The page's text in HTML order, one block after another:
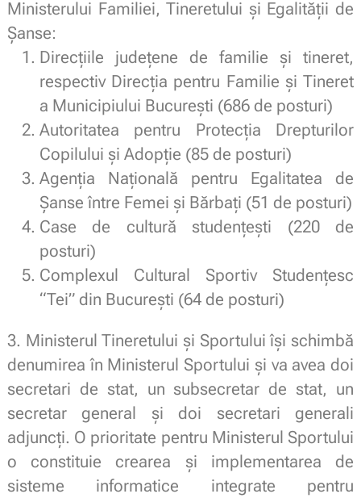
Ministerului Familiei, Tineretului şi Egalităţii de
Şanse:
Direcţiile judeţene de familie şi tineret,
respectiv Direcţia pentru Familie şi Tineret
a Municipiului Bucureşti (686 de posturi)
Autoritatea pentru Protecţia Drepturilor
Copilului şi Adopţie (85 de posturi)
Agenţia Naţională pentru Egalitatea de
Şanse între Femei şi Bărbaţi (51 de posturi)
Case de cultură studenţeşti (220 de
posturi)
Complexul Cultural Sportiv Studenţesc
“Tei” din Bucureşti (64 de posturi)
3. Ministerul Tineretului și Sportului își schimbă
denumirea în Ministerul Sportului și va avea doi
secretari de stat, un subsecretar de stat, un
secretar general şi doi secretari generali
adjuncţi. O prioritate pentru Ministerul Sportului
o constituie crearea și implementarea de
sisteme informatice integrate pentru